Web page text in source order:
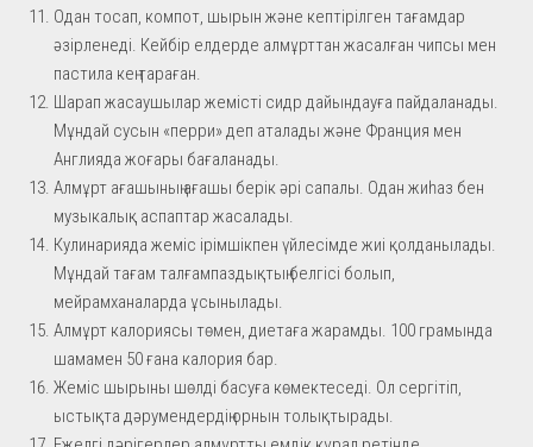
Одан тосап, компот, шырын және кептірілген тағамдар
әзірленеді. Кейбір елдерде алмұрттан жасалған чипсы мен
пастила кең тараған.
Шарап жасаушылар жемісті сидр дайындауға пайдаланады.
Мұндай сусын «перри» деп аталады және Франция мен
Англияда жоғары бағаланады.
Алмұрт ағашының ағашы берік әрі сапалы. Одан жиһаз бен
музыкалық аспаптар жасалады.
Кулинарияда жеміс ірімшікпен үйлесімде жиі қолданылады.
Мұндай тағам талғампаздықтың белгісі болып,
мейрамханаларда ұсынылады.
Алмұрт калориясы төмен, диетаға жарамды. 100 грамында
шамамен 50 ғана калория бар.
Жеміс шырыны шөлді басуға көмектеседі. Ол сергітіп,
ыстықта дәрумендердің орнын толықтырады.